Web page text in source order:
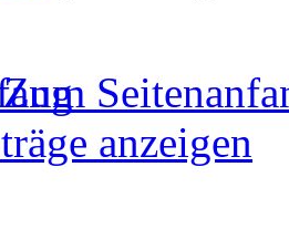
Zum
anzeigen